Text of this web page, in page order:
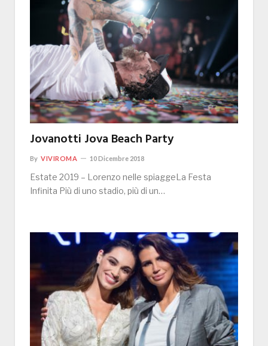
Jovanotti Jova Beach Party
By VIVIROMA 10 Dicembre 2018
Estate 2019 – Lorenzo nelle spiaggeLa Festa
Infinita Più di uno stadio, più di un…